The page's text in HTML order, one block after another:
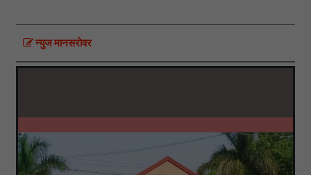
न्युज मानसराेवर